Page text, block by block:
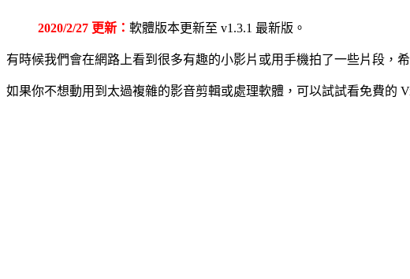
2020/2/27 更新： 軟體版本更新至 v1.3.1 最新版。
有時候我們會在網路上看到很多有趣的小影片或用手機拍了一些片段，
如果你不想動用到太過複雜的影音剪輯或處理軟體，可以試試看免費的